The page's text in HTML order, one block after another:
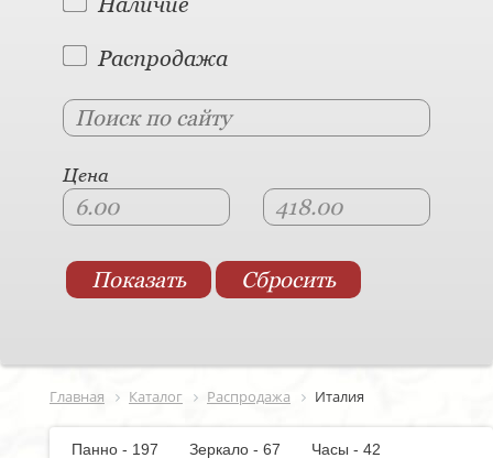
Распродажа
Цена
Главная Каталог Распродажа Италия
Панно - 197 Зеркало - 67
Часы - 42